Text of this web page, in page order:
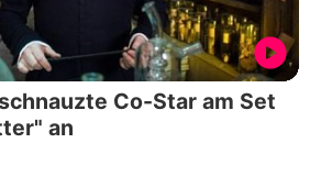
Co-Star am Set
an